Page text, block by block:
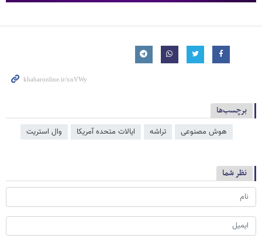
برچسب‌ها
هوش مصنوعی تراشه ایالات متحده آمریکا وال استریت
نظر شما